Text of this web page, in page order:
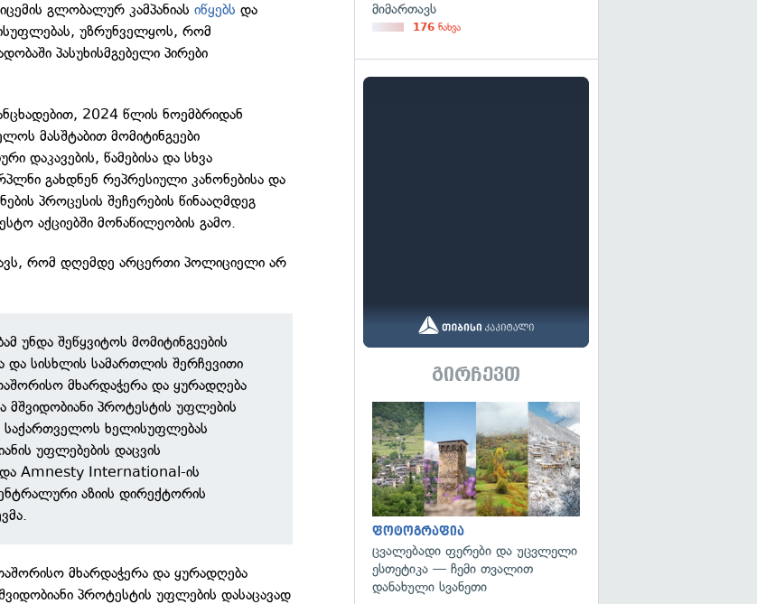
გლობალურ კამპანიასიწყებს და
უზრუნველყოს, რომ
პასუხისმგებელი პირები
2024 წლის ნოემბრიდან
მასშტაბით მომიტინგეები
დაკავების, წამებისა და სხვა
გახდნენ რეპრესიული კანონებისა და
პროცესის შეჩერების წინააღმდეგ
აქციებში მონაწილეობის გამო.
რომ დღემდე არცერთი პოლიციელი არ
უნდა შეწყვიტოს მომიტინგეების
და სისხლის სამართლის შერჩევითი
მხარდაჭერა და ყურადღება
მშვიდობიანი პროტესტის უფლების
საქართველოს ხელისუფლებას
უფლებების დაცვის
Amnesty International-ის
აზიის დირექტორის
მხარდაჭერა და ყურადღება
პროტესტის უფლების დასაცავად
მიმართავს
176 ნახვა
გირჩევთ
ფოტოგრაფია
ცვალებადი ფერები და უცვლელი
ესთეტიკა — ჩემი თვალით
დანახული სვანეთი